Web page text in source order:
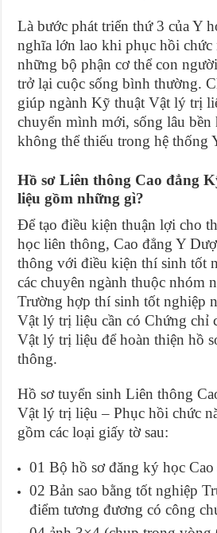
Là bước phát triển thứ 3 của Y
nghĩa lớn lao khi phục hồi chức
những bộ phận cơ thể con
trở lại cuộc sống bình thường.
giúp ngành Kỹ thuật Vật lý trị
chuyển mình mới, sống lâu
không thể thiếu trong hệ thống
Hồ sơ Liên thông Cao đẳng
liệu gồm những gì?
Để tạo điều kiện thuận lợi cho
học liên thông, Cao đẳng Y
thông với điều kiện thí sinh tốt
các chuyên ngành thuộc nhóm
Trường hợp thí sinh tốt nghiệp
Vật lý trị liệu cần có Chứng chỉ
Vật lý trị liệu để hoàn thiện hồ
thông.
Hồ sơ tuyển sinh Liên thông
Vật lý trị liệu – Phục hồi chức
gồm các loại giấy tờ sau:
01 Bộ hồ sơ đăng ký học Cao
02 Bản sao bằng tốt nghiệp
điểm tương đương có công